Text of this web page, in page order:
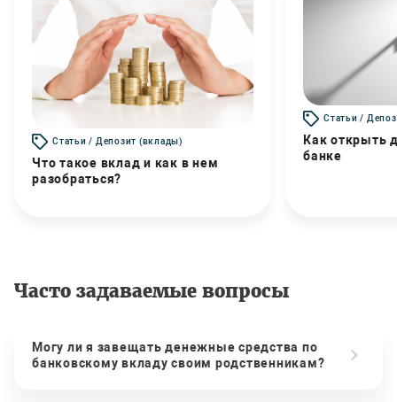
Статьи / Депозит (вклады)
Что такое вклад и как в нем
разобраться?
Статьи /
Как открыть
банке
Часто задаваемые вопросы
Могу ли я завещать денежные средства по
банковскому вкладу своим родственникам?